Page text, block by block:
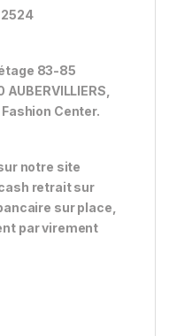
2524
83-85
Center.
notre site
retrait sur
sur place,
par virement